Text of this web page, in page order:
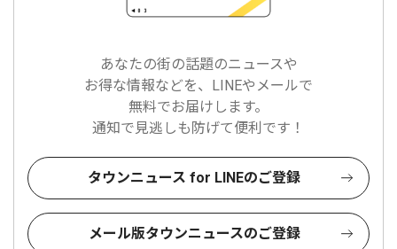
あなたの街の話題のニュースや
お得な情報などを、LINEやメールで
無料でお届けします。
通知で見逃しも防げて便利です！
タウンニュース for LINEのご登録
メール版タウンニュースのご登録